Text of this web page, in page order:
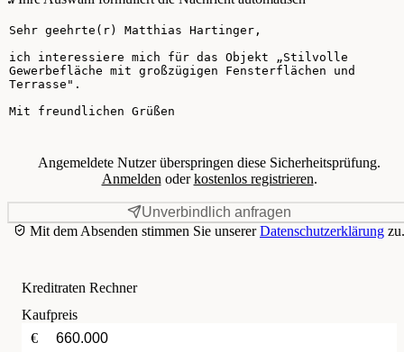
Ihre Nachricht
Angemeldete Nutzer überspringen diese Sicherheitsprüfung.
Anmelden oderkostenlos registrieren.
Unverbindlich anfragen
Mit dem Absenden stimmen Sie unsererDatenschutzerklärung zu.
Kreditraten Rechner
Kaufpreis
€